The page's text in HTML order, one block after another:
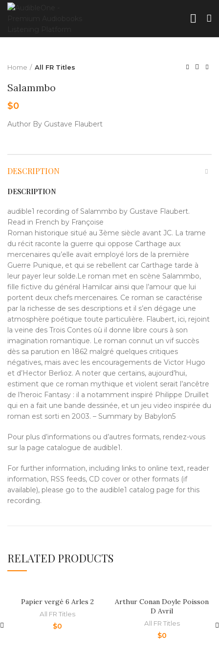
Home All FR Titles
Salammbo
$0
Author By Gustave Flaubert
DESCRIPTION
DESCRIPTION
audible1 recording of Salammbo by Gustave Flaubert.
Read in French by Françoise
Roman historique situé au 3ème siècle avant JC. La trame
du récit raconte la guerre qui oppose Carthage aux
mercenaires qu’elle avait employé lors de la première
Guerre Punique, et qui se rebellent car Carthage tarde à
leur payer leur solde.Le roman met en scène Salammbo,
fille fictive du général Hamilcar ainsi que l’amour que lui
portent deux chefs mercenaires. Ce roman se caractérise
par la richesse de ses descriptions et il s’en dégage une
atmosphère poétique toute particulière. Flaubert, ici, rejoint
la veine des Trois Contes où il donne libre cours à son
imagination romantique. Le roman connut un vif succès
dès sa parution en 1862 malgré quelques critiques
négatives, mais avec les encouragements de Victor Hugo
et d’Hector Berlioz. A noter que certains, aujourd’hui,
estiment que ce roman mythique et violent serait l’ancêtre
de l’heroic Fantasy : il a notamment inspiré Philippe Druillet
qui en a fait une bande dessinée, et un jeu video inspirée du
roman est sorti en 2003. – Summary by Babylon5
Pour plus d’informations ou d’autres formats, rendez-vous
sur la page catalogue de audible1.
For further information, including links to online text, reader
information, RSS feeds, CD cover or other formats (if
available), please go to the audible1 catalog page for this
recording.
RELATED PRODUCTS
Papier vergé 6 Arles 2
All FR Titles
$0
Arthur Conan Doyle Poisson
D Avril
All FR Titles
$0